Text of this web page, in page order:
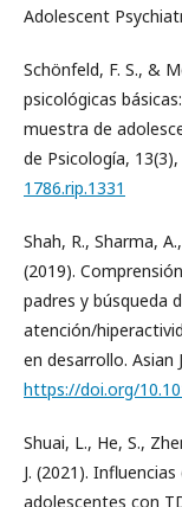
Adolescent
Schönfeld, F. S., &
psicológicas
muestra de
de Psicología,
1786.rip.1331
Shah, R., Sharma,
(2019).
padres y búsqueda
atención/
en desarrollo. Asian
https://doi.org/
Shuai, L., He, S.,
J. (2021).
adolescentes con